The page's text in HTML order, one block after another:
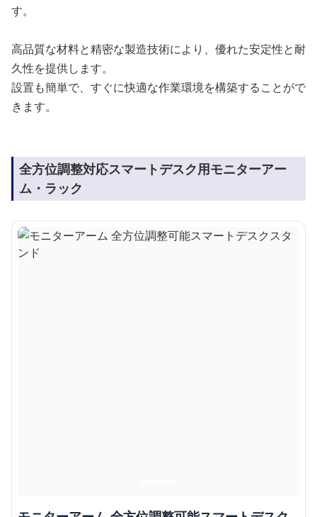
す。
高品質な材料と精密な製造技術により、優れた安定性と耐
久性を提供します。
設置も簡単で、すぐに快適な作業環境を構築することがで
きます。
全方位調整対応スマートデスク用モニターアー
ム・ラック